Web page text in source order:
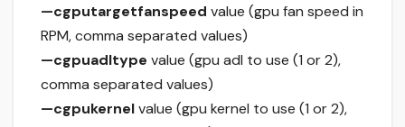
—cgputargetfanspeed value (gpu fan speed in
RPM, comma separated values)
—cgpuadltype value (gpu adl to use (1 or 2),
comma separated values)
—cgpukernelvalue (gpu kernel to use (1 or 2),